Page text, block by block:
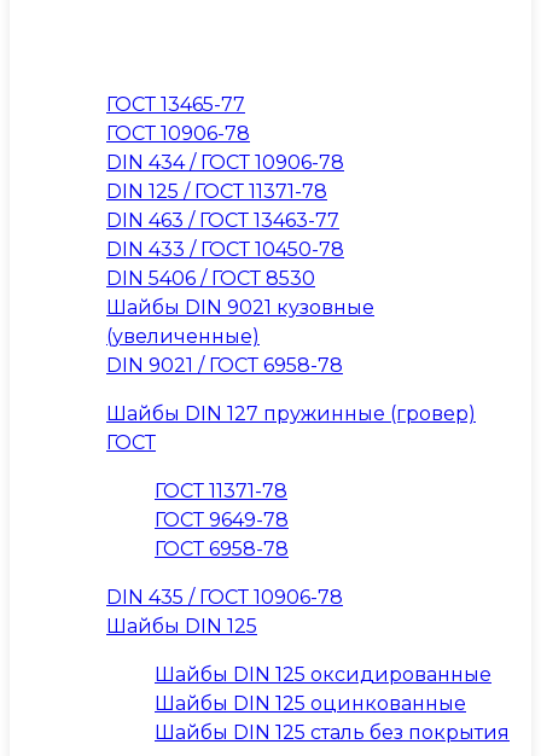
ГОСТ 13465-77
ГОСТ 10906-78
DIN 434 / ГОСТ 10906-78
DIN 125 / ГОСТ 11371-78
DIN 463 / ГОСТ 13463-77
DIN 433 / ГОСТ 10450-78
DIN 5406 / ГОСТ 8530
Шайбы DIN 9021 кузовные
(увеличенные)
DIN 9021 / ГОСТ 6958-78
Шайбы DIN 127 пружинные (гровер)
ГОСТ
ГОСТ 11371-78
ГОСТ 9649-78
ГОСТ 6958-78
DIN 435 / ГОСТ 10906-78
Шайбы DIN 125
Шайбы DIN 125 оксидированные
Шайбы DIN 125 оцинкованные
Шайбы DIN 125 сталь без покрытия